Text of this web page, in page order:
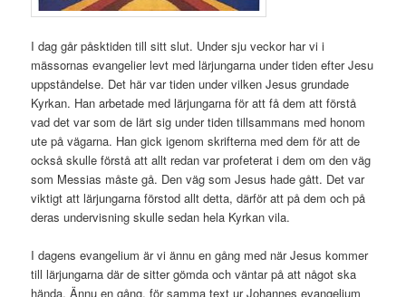
I dag går påsktiden till sitt slut. Under sju veckor har vi i
mässornas evangelier levt med lärjungarna under tiden efter Jesu
uppståndelse. Det här var tiden under vilken Jesus grundade
Kyrkan. Han arbetade med lärjungarna för att få dem att förstå
vad det var som de lärt sig under tiden tillsammans med honom
ute på vägarna. Han gick igenom skrifterna med dem för att de
också skulle förstå att allt redan var profeterat i dem om den väg
som Messias måste gå. Den väg som Jesus hade gått. Det var
viktigt att lärjungarna förstod allt detta, därför att på dem och på
deras undervisning skulle sedan hela Kyrkan vila.
I dagens evangelium är vi ännu en gång med när Jesus kommer
till lärjungarna där de sitter gömda och väntar på att något ska
hända. Ännu en gång, för samma text ur Johannes evangelium